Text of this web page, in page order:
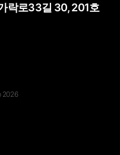
락로33길 30, 201호
2026